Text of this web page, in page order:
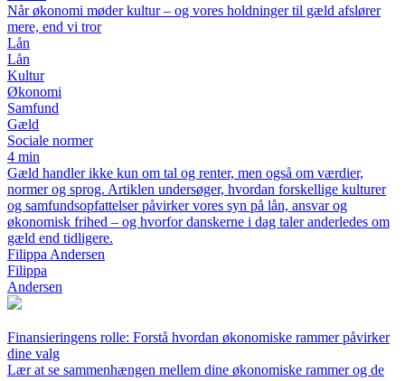
Når økonomi møder kultur – og vores holdninger til gæld afslører
mere, end vi tror
Lån
Lån
Kultur
Økonomi
Samfund
Gæld
Sociale normer
4 min
Gæld handler ikke kun om tal og renter, men også om værdier,
normer og sprog. Artiklen undersøger, hvordan forskellige kulturer
og samfundsopfattelser påvirker vores syn på lån, ansvar og
økonomisk frihed – og hvorfor danskerne i dag taler anderledes om
gæld end tidligere.
Filippa Andersen
Filippa
Andersen
Finansieringens rolle: Forstå hvordan økonomiske rammer påvirker
dine valg
Lær at se sammenhængen mellem dine økonomiske rammer og de